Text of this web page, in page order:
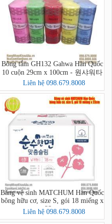
Bông tắm GH132 Gahwa Hàn Quốc
10 cuộn 29cm x 100cm - 원샤워타
올
Liên hệ 098.679.8008
Băng vệ sinh MATCHUM Hàn Quốc
bông hữu cơ, size S, gói 18 miếng x
23cm
Liên hệ 098.679.8008